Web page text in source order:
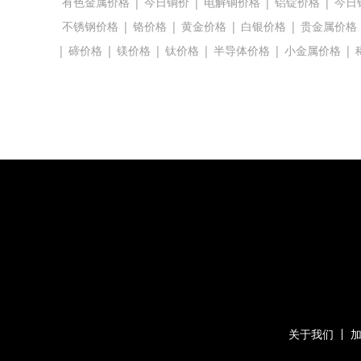
不锈钢价格 | 铬价格 | 黄金价格 | 白银价格 | 贵金属价格
| 碲价格 | 镁价格 | 钛价格 | 半导体价格 | 小金属价格 |
关于我们